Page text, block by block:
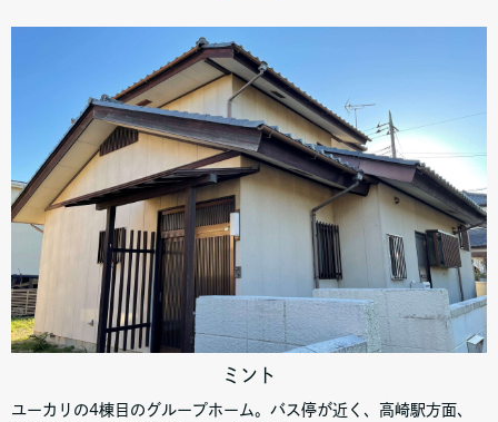
ミント
ユーカリの4棟目のグループホーム。バス停が近く、高崎駅方面、